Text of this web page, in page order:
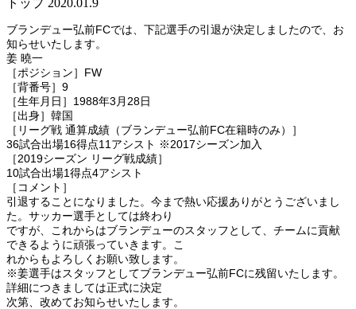
ブランデュー弘前FCでは、下記選手の引退が決定しましたので、お
知らせいたします。
姜 曉一
［ポジション］FW
［背番号］9
［生年月日］1988年3月28日
［出身］韓国
［リーグ戦 通算成績（ブランデュー弘前FC在籍時のみ）］
36試合出場16得点11アシスト ※2017シーズン加入
［2019シーズン リーグ戦成績］
10試合出場1得点4アシスト
［コメント］
引退することになりました。今まで熱い応援ありがとうございまし
た。サッカー選手としては終わり
ですが、これからはブランデューのスタッフとして、チームに貢献
できるように頑張っていきます。こ
れからもよろしくお願い致します。
※姜選手はスタッフとしてブランデュー弘前FCに残留いたします。
詳細につきましては正式に決定
次第、改めてお知らせいたします。